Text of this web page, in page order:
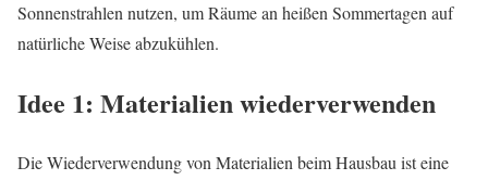
Sonnenstrahlen nutzen, um Räume an heißen Sommertagen auf
natürliche Weise abzukühlen.
Idee 1: Materialien wiederverwenden
Die Wiederverwendung von Materialien beim Hausbau ist eine